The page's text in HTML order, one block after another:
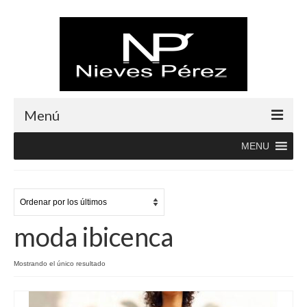
Menú
Boutique
Abrigos
Albornoces
Blusas
MENU
moda ibicenca
Mostrando el único resultado